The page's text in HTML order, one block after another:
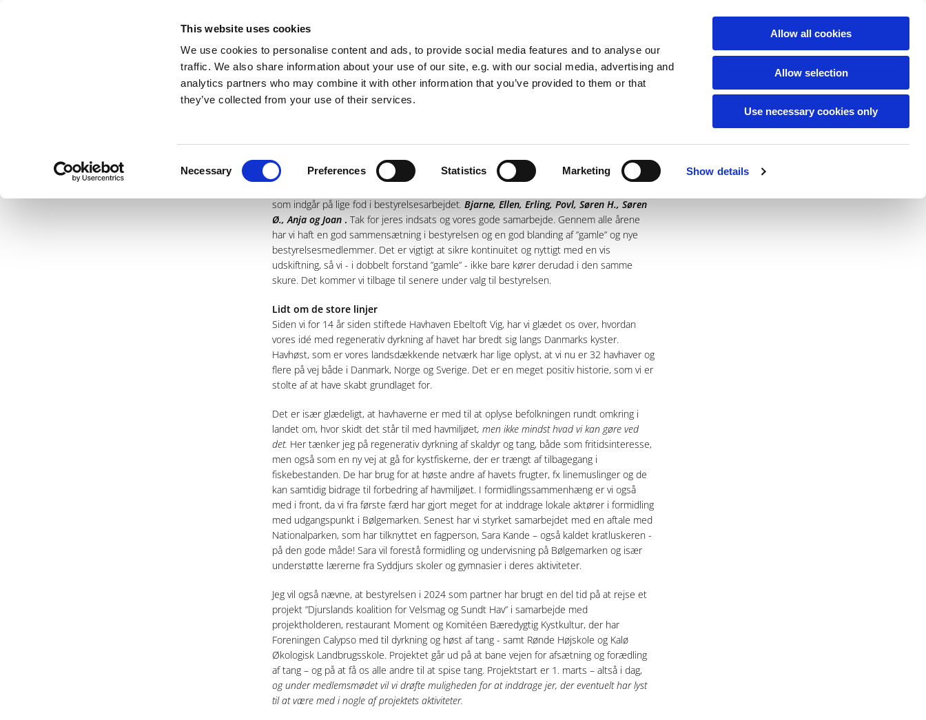
This website uses cookies
We use cookies to personalise content and ads, to provide social media features and to analyse our
traffic. We also share information about your use of our site, e.g. with our social media, advertising and
analytics partners who may combine it with other information that you’ve provided to them or that
they’ve collected from your use of their services.
Necessary Preferences Statistics Marketing Show details
Allow all cookies
Allow selection
Use necessary cookies only
Organisation Havhaven Links/Video Bølgemarken Havhavekøkkenet Nyt Book båd
Beretninger
Beretning - 2025
Referat
Beretning - 2024
Stiftelse
Bestyrelsens beretning 2024
som indgår på lige fod i bestyrelsesarbejdet. Bjarne, Ellen, Erling, Povl, Søren H., Søren
Ø., Anja og Joan . Tak for jeres indsats og vores gode samarbejde. Gennem alle årene
har vi haft en god sammensætning i bestyrelsen og en god blanding af ”gamle” og nye
bestyrelsesmedlemmer. Det er vigtigt at sikre kontinuitet og nyttigt med en vis
udskiftning, så vi - i dobbelt forstand ”gamle” - ikke bare kører derudad i den samme
skure. Det kommer vi tilbage til senere under valg til bestyrelsen.
Lidt om de store linjer
Siden vi for 14 år siden stiftede Havhaven Ebeltoft Vig, har vi glædet os over, hvordan
vores idé med regenerativ dyrkning af havet har bredt sig langs Danmarks kyster.
Havhøst, som er vores landsdækkende netværk har lige oplyst, at vi nu er 32 havhaver og
flere på vej både i Danmark, Norge og Sverige. Det er en meget positiv historie, som vi er
stolte af at have skabt grundlaget for.
Det er især glædeligt, at havhaverne er med til at oplyse befolkningen rundt omkring i
landet om, hvor skidt det står til med havmiljøet, men ikke mindst hvad vi kan gøre ved
det. Her tænker jeg på regenerativ dyrkning af skaldyr og tang, både som fritidsinteresse,
men også som en ny vej at gå for kystfiskerne, der er trængt af tilbagegang i
fiskebestanden. De har brug for at høste andre af havets frugter, fx linemuslinger og de
kan samtidig bidrage til forbedring af havmiljøet. I formidlingssammenhæng er vi også
med i front, da vi fra første færd har gjort meget for at inddrage lokale aktører i formidling
med udgangspunkt i Bølgemarken. Senest har vi styrket samarbejdet med en aftale med
Nationalparken, som har tilknyttet en fagperson, Sara Kande – også kaldet kratluskeren -
på den gode måde! Sara vil forestå formidling og undervisning på Bølgemarken og især
understøtte lærerne fra Syddjurs skoler og gymnasier i deres aktiviteter.
Jeg vil også nævne, at bestyrelsen i 2024 som partner har brugt en del tid på at rejse et
projekt ”Djurslands koalition for Velsmag og Sundt Hav” i samarbejde med
projektholderen, restaurant Moment og Komitéen Bæredygtig Kystkultur, der har
Foreningen Calypso med til dyrkning og høst af tang - samt Rønde Højskole og Kalø
Økologisk Landbrugsskole. Projektet går ud på at bane vejen for afsætning og forædling
af tang – og på at få os alle andre til at spise tang. Projektstart er 1. marts – altså i dag,
og under medlemsmødet vil vi drøfte muligheden for at inddrage jer, der eventuelt har lyst
til at være med i nogle af projektets aktiviteter.